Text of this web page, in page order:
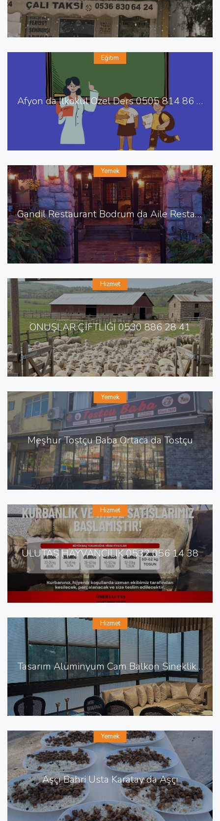
Afyon da İlkokul Özel Ders 0505 814 86 48
Eğitim
Gandil Restaurant Bodrum da Aile Restaurant
Yemek
ONUŞLAR ÇİFTLİĞİ 0530 886 28 41
Hizmet
Meşhur Tostçu Baba Ortaca da Tostçu
Yemek
ULUTAŞ HAYVANCILIK 0532 056 14 38
Hizmet
Tasarım Alüminyum Cam Balkon Sineklik Panjur
Hizmet
Aşçı Bahri Usta Karatay da Aşçı
Yemek